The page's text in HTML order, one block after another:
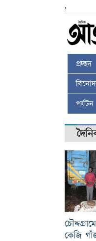
,
প্রচ্ছদ
পর্যটন
কেজি